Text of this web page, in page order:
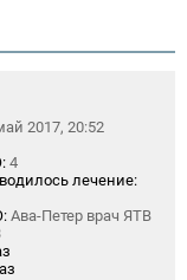
2017, 20:52
4
лечение:
Ава-Петер врач ЯТВ